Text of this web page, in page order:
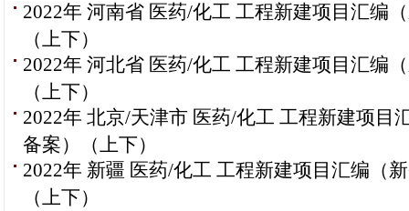
2022年 河南省 医药/化工 工程新建项目汇编
（上下）
2022年 河北省 医药/化工 工程新建项目汇编
（上下）
2022年 北京/天津市 医药/化工 工程新建项目
备案）（上下）
2022年 新疆 医药/化工 工程新建项目汇编（
（上下）